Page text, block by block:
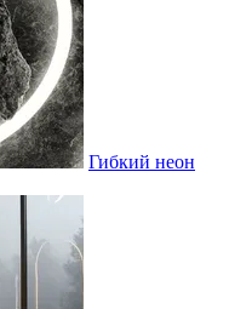
Гибкий неон